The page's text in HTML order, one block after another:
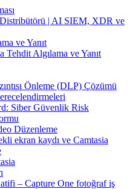
| AI SIEM, XDR ve
ve Yanıt
Tehdit Algılama ve Yanıt
Önleme (DLP) Çözümü
Siber Güvenlik Risk
Düzenleme
ekran kaydı ve Camtasia
– Capture One fotoğraf iş